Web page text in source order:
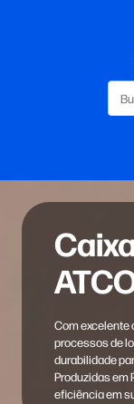
Com
processos de
durabilidade
Produzidas em
eficiência em